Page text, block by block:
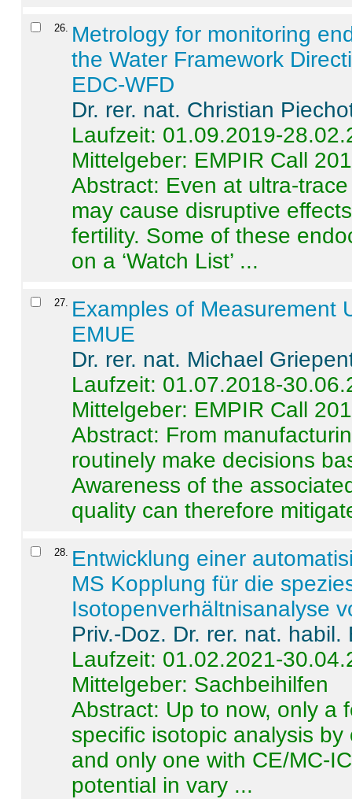
26. Metrology for monitoring
the Water Framework
EDC-WFD
Dr. rer. nat. Christian
Laufzeit: 01.09.2019-
Mittelgeber: EMPIR Call
Abstract: Even at ultra-
may cause disruptive
fertility. Some of these
on a ‘Watch List’ ...
27. Examples of Measurement
EMUE
Dr. rer. nat. Michael
Laufzeit: 01.07.2018-
Mittelgeber: EMPIR Call
Abstract: From
routinely make decisions
Awareness of the
quality can therefore
28. Entwicklung einer
MS Kopplung für die
Isotopenverhältnisanalyse
Priv.-Doz. Dr. rer. nat.
Laufzeit: 01.02.2021-
Mittelgeber: Sachbeihilfen
Abstract: Up to now, only a
specific isotopic analysis
and only one with CE/MC-
potential in vary ...